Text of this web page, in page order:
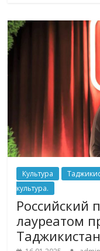
Культура
культура.
Российский
лауреатом